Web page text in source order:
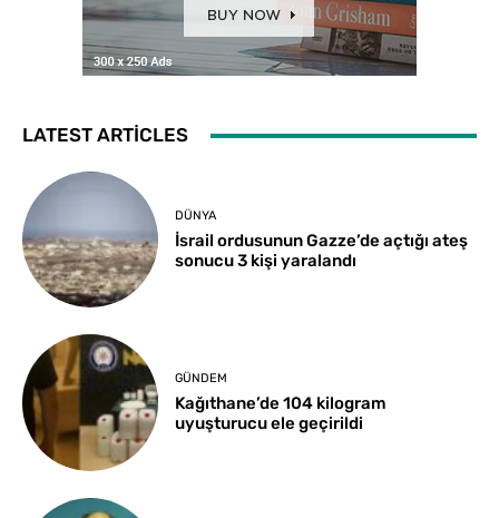
LATEST ARTICLES
DÜNYA
İsrail ordusunun Gazze’de açtığı ateş
sonucu 3 kişi yaralandı
GÜNDEM
Kağıthane’de 104 kilogram
uyuşturucu ele geçirildi